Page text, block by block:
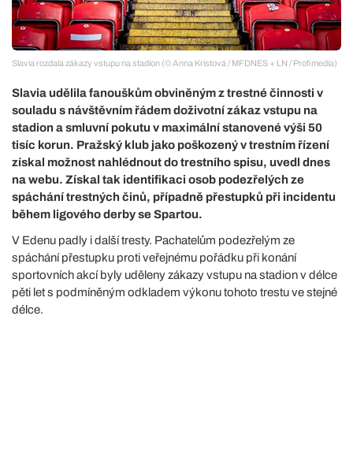
Slavia rozdala zákazy vstupu na stadion (© Anna Kristová / MFDNES + LN / Profimedia)
Slavia udělila fanouškům obviněným z trestné činnosti v
souladu s návštěvním řádem doživotní zákaz vstupu na
stadion a smluvní pokutu v maximální stanovené výši 50
tisíc korun. Pražský klub jako poškozený v trestním řízení
získal možnost nahlédnout do trestního spisu, uvedl dnes
na webu. Získal tak identifikaci osob podezřelých ze
spáchání trestných činů, případně přestupků při incidentu
během ligového derby se Spartou.
V Edenu padly i další tresty. Pachatelům podezřelým ze
spáchání přestupku proti veřejnému pořádku při konání
sportovních akcí byly uděleny zákazy vstupu na stadion v délce
pěti let s podmíněným odkladem výkonu tohoto trestu ve stejné
délce.